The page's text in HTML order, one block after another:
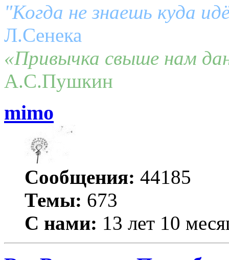
"Когда не знаешь куда
Л.Сенека
«Привычка свыше нам
А.С.Пушкин
mimo
Сообщения: 44185
Темы: 673
С нами: 13 лет 10